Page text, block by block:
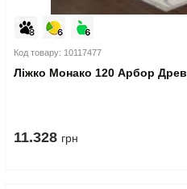
Код товару: 10117477
Ліжко Монако 120 Арбор Древ
11.328 грн